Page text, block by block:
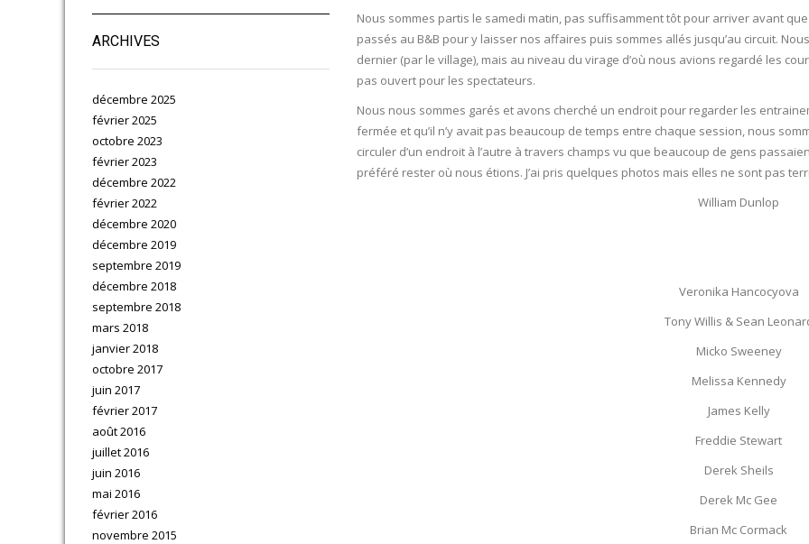
ARCHIVES
décembre 2025
février 2025
octobre 2023
février 2023
décembre 2022
février 2022
décembre 2020
décembre 2019
septembre 2019
décembre 2018
septembre 2018
mars 2018
janvier 2018
octobre 2017
juin 2017
février 2017
août 2016
juillet 2016
juin 2016
mai 2016
février 2016
novembre 2015
Nous sommes partis le samedi matin, pas suffisamment tôt pour arriver avant
passés au B&B pour y laisser nos affaires puis sommes allés jusqu’au circuit.
dernier (par le village), mais au niveau du virage d’où nous avions regardé les
pas ouvert pour les spectateurs.
Nous nous sommes garés et avons cherché un endroit pour regarder les
fermée et qu’il n’y avait pas beaucoup de temps entre chaque session, nous
circuler d’un endroit à l’autre à travers champs vu que beaucoup de gens
préféré rester où nous étions. J’ai pris quelques photos mais elles ne sont pas
William Dunlop
Veronika Hancocyova
Tony Willis & Sean
Micko Sweeney
Melissa Kennedy
James Kelly
Freddie Stewart
Derek Sheils
Derek Mc Gee
Brian Mc Cormack